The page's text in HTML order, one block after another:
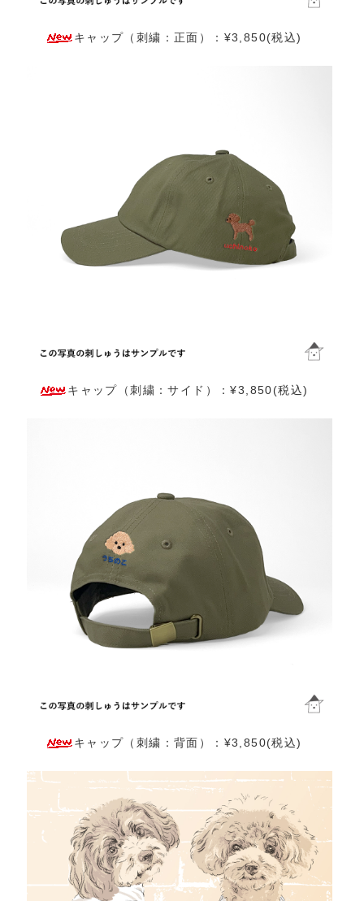
キャップ（刺繍：正面）：¥3,850(税込)
キャップ（刺繍：サイド）：¥3,850(税込)
キャップ（刺繍：背面）：¥3,850(税込)